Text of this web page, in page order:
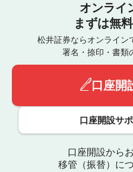
オンライ
まずは無
松井証券ならオンライン
署名・捺印・書類
口座開
口座開設サ
口座開設から
移管（振替）に